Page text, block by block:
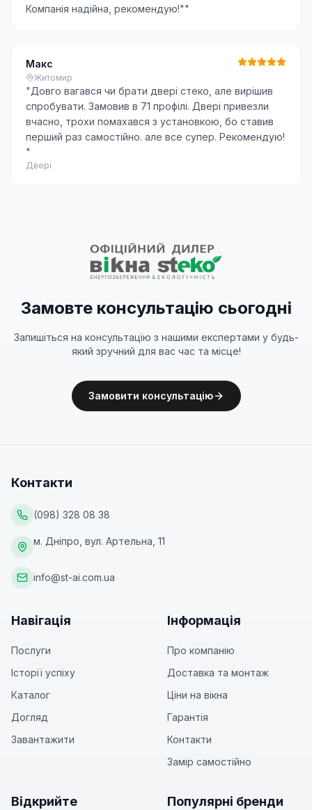
Компанія надійна, рекомендую!""
Макс
Житомир
"Довго вагався чи брати двері стеко, але вирішив
спробувати. Замовив в 71 профілі. Двері привезли
вчасно, трохи помахався з установкою, бо ставив
перший раз самостійно. але все супер. Рекомендую!
"
Двері
Замовте консультацію сьогодні
Запишіться на консультацію з нашими експертами у будь-
який зручний для вас час та місце!
Замовити консультацію
Контакти
(098) 328 08 38
м. Дніпро, вул. Артельна, 11
info@st-ai.com.ua
Навігація
Послуги
Історії успіху
Каталог
Догляд
Завантажити
Інформація
Про компанію
Доставка та монтаж
Ціни на вікна
Гарантія
Контакти
Замір самостійно
Відкрийте Популярні бренди